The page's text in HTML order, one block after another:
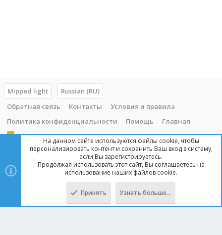
Mipped light
Russian (RU)
Обратная связь
Контакты
Условия и правила
Политика конфиденциальности
Помощь Главная
R
Copyright © 2014 - 2025, mipped.com. Все права защищены. При
копировании материала с сайта, обратная ссылка обязательна!
На данном сайте используются файлы cookie, чтобы
персонализировать контент и сохранить Ваш вход в систему,
если Вы зарегистрируетесь.
Продолжая использовать этот сайт, Вы соглашаетесь на
использование наших файлов cookie.
Принять Узнать больше…